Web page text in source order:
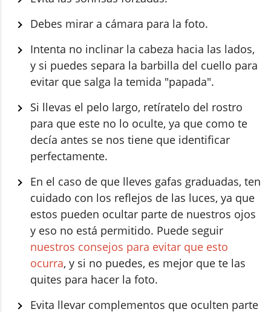
Debes mirar a cámara para la foto.
Intenta no inclinar la cabeza hacia las lados,
y si puedes separa la barbilla del cuello para
evitar que salga la temida "papada".
Si llevas el pelo largo, retíratelo del rostro
para que este no lo oculte, ya que como te
decía antes se nos tiene que identificar
perfectamente.
En el caso de que lleves gafas graduadas, ten
cuidado con los reflejos de las luces, ya que
estos pueden ocultar parte de nuestros ojos
y eso no está permitido. Puede seguir
nuestros consejos para evitar que esto
ocurra, y si no puedes, es mejor que te las
quites para hacer la foto.
Evita llevar complementos que oculten parte